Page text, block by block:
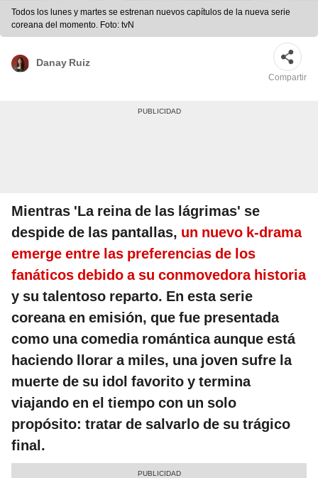
Todos los lunes y martes se estrenan nuevos capítulos de la nueva serie
coreana del momento. Foto: tvN
Danay Ruiz
Compartir
Mientras 'La reina de las lágrimas' se
despide de las pantallas, un nuevo k-drama
emerge entre las preferencias de los
fanáticos debido a su conmovedora historia
y su talentoso reparto. En esta serie
coreana en emisión, que fue presentada
como una comedia romántica aunque está
haciendo llorar a miles, una joven sufre la
muerte de su idol favorito y termina
viajando en el tiempo con un solo
propósito: tratar de salvarlo de su trágico
final.